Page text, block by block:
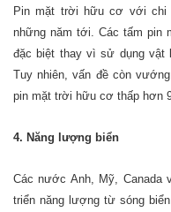
Pin mặt trời hữu cơ với chi
những năm tới. Các tấm
đặc biệt thay vì sử dụng vật
Tuy nhiên, vấn đề còn
pin mặt trời hữu cơ thấp hơn
4. Năng lượng biển
Các nước Anh, Mỹ, Canada
triển năng lượng từ sóng